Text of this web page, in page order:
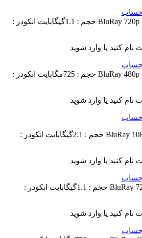
حساب
حجم : 1.1گیگابایت
انکودر :
نام کنید یا وارد شوید
حساب
حجم : 725مگابایت
انکودر :
نام کنید یا وارد شوید
حساب
حجم : 2.1گیگابایت
انکودر :
نام کنید یا وارد شوید
حساب
حجم : 1.1گیگابایت
انکودر :
نام کنید یا وارد شوید
حساب